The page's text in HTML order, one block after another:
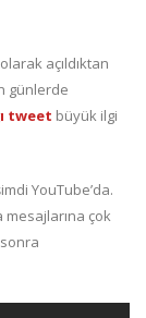
açıldıktan
günlerde
tweet büyük ilgi
YouTube’da.
çok